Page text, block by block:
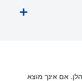
אם אינך מוצא